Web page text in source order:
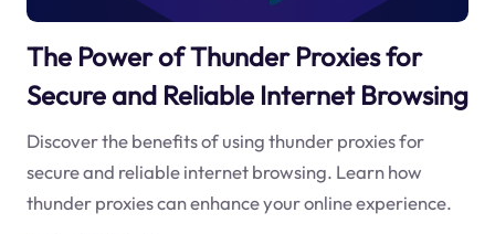
The Power of Thunder Proxies for
Secure and Reliable Internet Browsing
Discover the benefits of using thunder proxies for
secure and reliable internet browsing. Learn how
thunder proxies can enhance your online experience.